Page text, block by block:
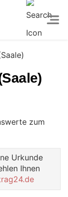
zum
Urkunde
Ihnen